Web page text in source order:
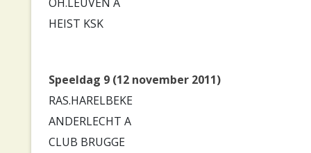
HEIST KSK
Speeldag 9 (12 november 2011)
RAS.HARELBEKE
ANDERLECHT A
CLUB BRUGGE